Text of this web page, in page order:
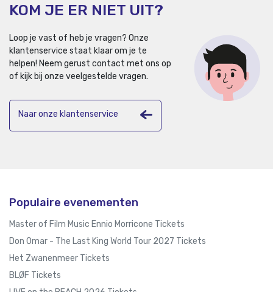
KOM JE ER NIET UIT?
Loop je vast of heb je vragen? Onze
klantenservice staat klaar om je te
helpen! Neem gerust contact met ons op
of kijk bij onze veelgestelde vragen.
Naar onze klantenservice
Populaire evenementen
Master of Film Music Ennio Morricone Tickets
Don Omar - The Last King World Tour 2027 Tickets
Het Zwanenmeer Tickets
BLØF Tickets